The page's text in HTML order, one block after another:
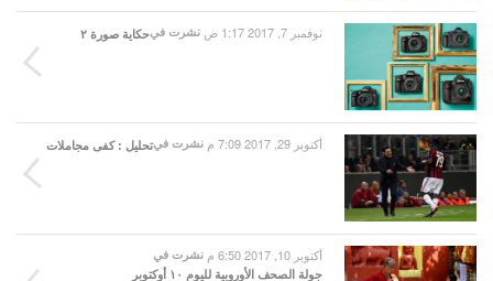
نشرت في نوفمبر 7, 2017 1:17 ص حكاية صورة ٢
نشرت في أكتوبر 29, 2017 7:09 م تحليل : كفى مجاملات
نشرت في أكتوبر 10, 2017 6:50 م
جولة الصحف الأوروبية لليوم ١٠ أوكتوبر